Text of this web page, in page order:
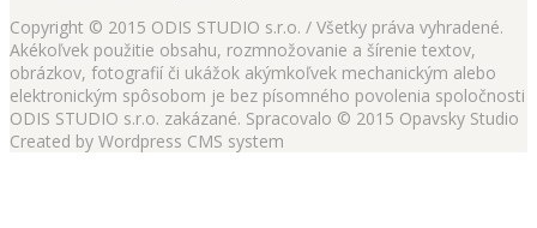
Copyright © 2015 ODIS STUDIO s.r.o. / Všetky práva vyhradené.
Akékoľvek použitie obsahu, rozmnožovanie a šírenie textov,
obrázkov, fotografií či ukážok akýmkoľvek mechanickým alebo
elektronickým spôsobom je bez písomného povolenia spoločnosti
ODIS STUDIO s.r.o. zakázané. Spracovalo © 2015 Opavsky Studio
Created by Wordpress CMS system